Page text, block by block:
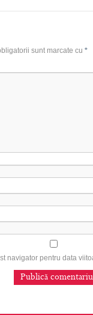
sunt marcate cu *
navigator pentru data